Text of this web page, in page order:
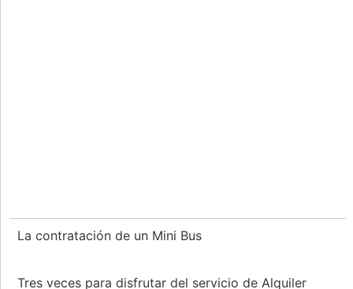
La contratación de un Mini Bus
Tres veces para disfrutar del servicio de Alquiler